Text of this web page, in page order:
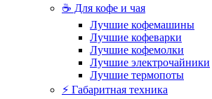
☕ Для кофе и чая
Лучшие кофемашины
Лучшие кофеварки
Лучшие кофемолки
Лучшие электрочайники
Лучшие термопоты
⚡ Габаритная техника